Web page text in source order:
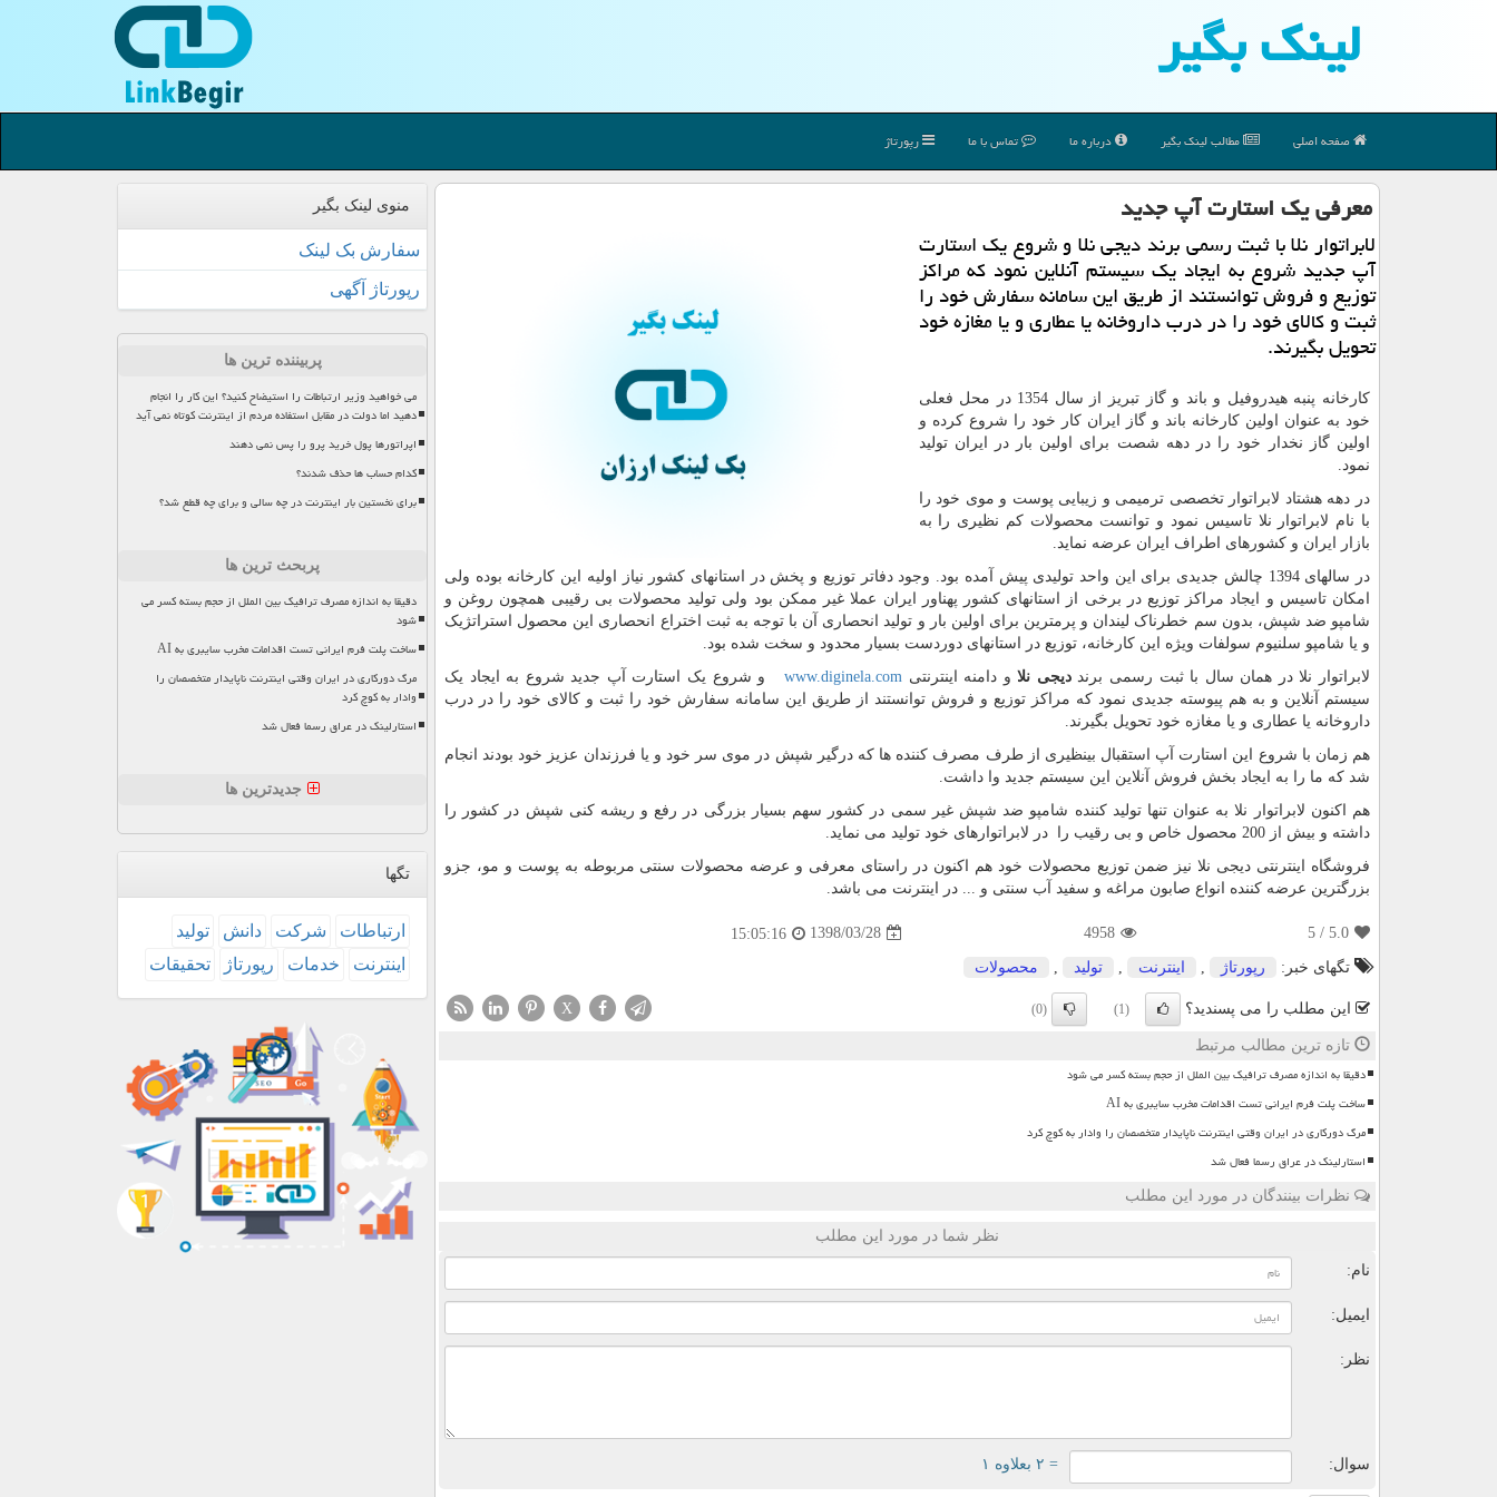
لینك بگیر
صفحه اصلی مطالب لینك بگیر درباره ما تماس با ما رپورتاژ
معرفی یك استارت آپ جدید
لابراتوار نلا با ثبت رسمی برند دیجی نلا و شروع یك استارت
آپ جدید شروع به ایجاد یك سیستم آنلاین نمود كه مراكز
توزیع و فروش توانستند از طریق این سامانه سفارش خود را
ثبت و كالای خود را در درب داروخانه یا عطاری و یا مغازه خود
تحویل بگیرند.
کارخانه پنبه هیدروفیل و باند و گاز تبریز از سال 1354 در محل فعلی
خود به عنوان اولین کارخانه باند و گاز ایران کار خود را شروع کرده و
اولین گاز نخدار خود را در دهه شصت برای اولین بار در ایران تولید
نمود.
در دهه هشتاد لابراتوار تخصصی ترمیمی و زیبایی پوست و موی خود را
با نام لابراتوار نلا تاسیس نمود و توانست محصولات کم نظیری را به
بازار ایران و کشورهای اطراف ایران عرضه نماید.
در سالهای 1394 چالش جدیدی برای این واحد تولیدی پیش آمده بود. وجود دفاتر توزیع و پخش در استانهای کشور نیاز اولیه این کارخانه بوده ولی
امکان تاسیس و ایجاد مراکز توزیع در برخی از استانهای کشور پهناور ایران عملا غیر ممکن بود ولی تولید محصولات بی رقیبی همچون روغن و
شامپو ضد شپش، بدون سم خطرناک لیندان و پرمترین برای اولین بار و تولید انحصاری آن با توجه به ثبت اختراع انحصاری این محصول استراتژیک
و یا شامپو سلنیوم سولفات ویژه این کارخانه، توزیع در استانهای دوردست بسیار محدود و سخت شده بود.
لابراتوار نلا در همان سال با ثبت رسمی برنددیجی نلاو دامنه اینترنتیwww.diginela.com و شروع یک استارت آپ جدید شروع به ایجاد یک
سیستم آنلاین و به هم پیوسته جدیدی نمود که مراکز توزیع و فروش توانستند از طریق این سامانه سفارش خود را ثبت و کالای خود را در درب
داروخانه یا عطاری و یا مغازه خود تحویل بگیرند.
هم زمان با شروع این استارت آپ استقبال بینظیری از طرف مصرف کننده ها که درگیر شپش در موی سر خود و یا فرزندان عزیز خود بودند انجام
شد که ما را به ایجاد بخش فروش آنلاین این سیستم جدید وا داشت.
هم اکنون لابراتوار نلا به عنوان تنها تولید کننده شامپو ضد شپش غیر سمی در کشور سهم بسیار بزرگی در رفع و ریشه کنی شپش در کشور را
داشته و بیش از 200 محصول خاص و بی رقیب را در لابراتوارهای خود تولید می نماید.
فروشگاه اینترنتی دیجی نلا نیز ضمن توزیع محصولات خود هم اکنون در راستای معرفی و عرضه محصولات سنتی مربوطه به پوست و مو، جزو
بزرگترین عرضه کننده انواع صابون مراغه و سفید آب سنتی و ... در اینترنت می باشد.
5.0
/ 5
4958
1398/03/28
15:05:16
تگهای خبر:
رپورتاژ اینترنت تولید محصولات
این مطلب را می پسندید؟ (1)
(0)
X
تازه ترین مطالب مرتبط
دقیقا به اندازه مصرف ترافیک بین الملل از حجم بسته کسر می شود
ساخت پلت فرم ایرانی تست اقدامات مخرب سایبری به AI
مرگ دورکاری در ایران وقتی اینترنت ناپایدار متخصصان را وادار به کوچ کرد
استارلینک در عراق رسما فعال شد
نظرات بینندگان در مورد این مطلب
نظر شما در مورد این مطلب
نام:
ایمیل:
نظر:
سوال: = ۲ بعلاوه ۱
منوی لینک بگیر
سفارش بک لینک
رپورتاژ آگهی
پربیننده ترین ها
می خواهید وزیر ارتباطات را استیضاح کنید؟ این کار را انجام
دهید اما دولت در مقابل استفاده مردم از اینترنت کوتاه نمی آید
اپراتورها پول خرید پرو را پس نمی دهند
کدام حساب ها حذف شدند؟
برای نخستین بار اینترنت در چه سالی و برای چه قطع شد؟
پربحث ترین ها
دقیقا به اندازه مصرف ترافیک بین الملل از حجم بسته کسر می
شود
ساخت پلت فرم ایرانی تست اقدامات مخرب سایبری به AI
مرگ دورکاری در ایران وقتی اینترنت ناپایدار متخصصان را
وادار به کوچ کرد
استارلینک در عراق رسما فعال شد
جدیدترین ها
تگها
ارتباطات شركت دانش
تولید
اینترنت
خدمات رپورتاژ تحقیقات